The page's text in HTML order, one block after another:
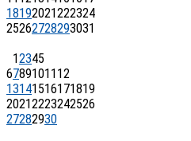
18192021222324
25262728293031
12345
67891011 12
13141516171819
20212223242526
27282930